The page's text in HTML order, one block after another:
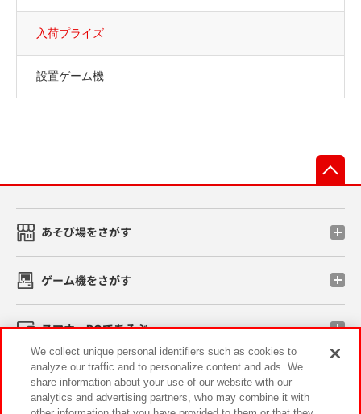
入荷プライズ
設置ゲーム機
あそび場をさがす
ゲーム機をさがす
スマホ・PCであそぶ
イベント・キャンペーン
We collect unique personal identifiers such as cookies to
analyze our traffic and to personalize content and ads. We
share information about your use of our website with our
analytics and advertising partners, who may combine it with